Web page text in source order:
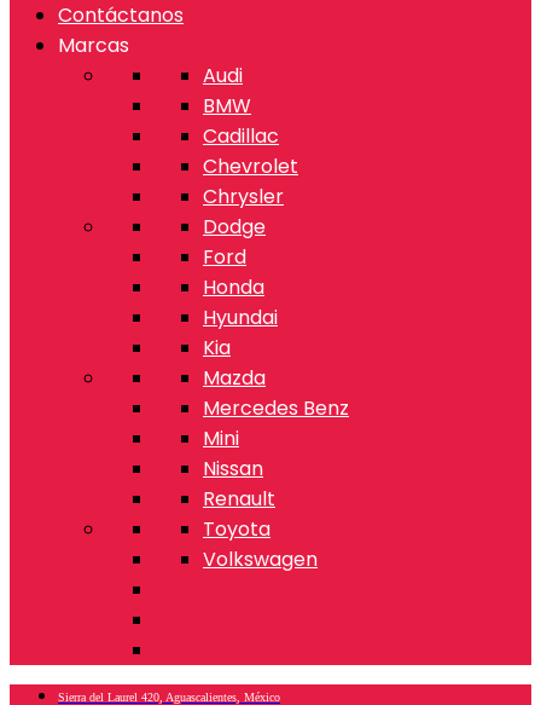
Contáctanos
Marcas
Audi
BMW
Cadillac
Chevrolet
Chrysler
Dodge
Ford
Honda
Hyundai
Kia
Mazda
Mercedes Benz
Mini
Nissan
Renault
Toyota
Volkswagen
Sierra del Laurel 420, Aguascalientes, México